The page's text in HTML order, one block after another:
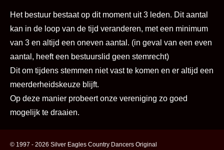
Het bestuur bestaat op dit moment uit 3 leden. Dit aantal
kan in de loop van de tijd veranderen, met een minimum
van 3 en altijd een oneven aantal. (in geval van een even
aantal, heeft een bestuurslid geen stemrecht)
Dit om tijdens stemmen niet vast te komen en er altijd een
meerderheidskeuze blijft.
Op deze manier probeert onze vereniging zo goed
mogelijk te draaien.
© 1997 - 2026 Silver Eagles Country Dancers Original